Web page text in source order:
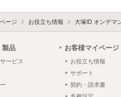
ージ お役立ち情報 大塚ID オンデマ
製品
ービス
お客様マイページ
お役立ち情報
サポート
契約・請求書